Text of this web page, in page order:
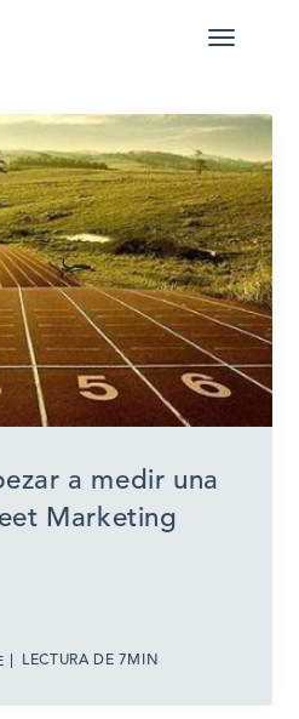
a medir una
Marketing
LECTURA DE 7MIN